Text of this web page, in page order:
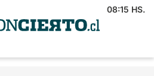
08:15 HS.